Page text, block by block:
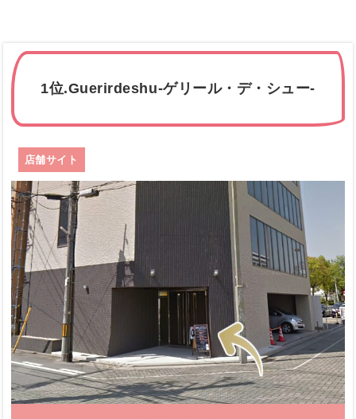
1位.Guerirdeshu-ゲリール・デ・シュー-
店舗サイト